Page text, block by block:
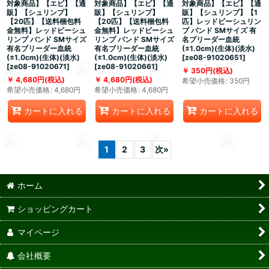
対象商品】【エビ】【通
販】【シュリンプ】
【20匹】【送料梱包料
金無料】レッドビーシュ
リンプ バンド SMサイズ
有名ブリーダー血統
(±1.0cm)(生体)(淡水)
[ze08-91020671]
4,680円(税込)
希望小売価格: 4,680円
カートに入れる
対象商品】【エビ】【通
販】【シュリンプ】
【20匹】【送料梱包料
金無料】レッドビーシュ
リンプ バンド SMサイズ
有名ブリーダー血統
(±1.0cm)(生体)(淡水)
[ze08-91020661]
4,680円(税込)
希望小売価格: 4,680円
カートに入れる
対象商品】【エビ】【通
販】【シュリンプ】【1
匹】レッドビーシュリン
プ バンド SMサイズ 有
名ブリーダー血統
(±1.0cm)(生体)(淡水)
[ze08-91020651]
350円(税込)
希望小売価格: 350円
カートに入れる
1 2 3 次»
ホーム
ショッピングカート
マイページ
会社概要